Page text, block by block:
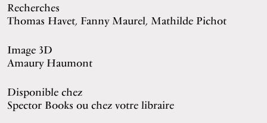
Recherches
Thomas Havet, Fanny Maurel, Mathilde Pichot
Image 3D
Amaury Haumont
Disponible chez
Spector Books ou chez votre libraire